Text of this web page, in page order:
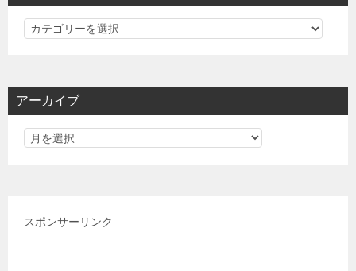
カ
リ
アーカイブ
スポンサーリンク